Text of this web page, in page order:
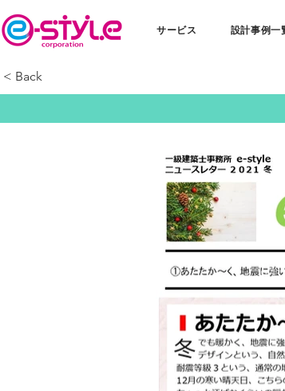
サービス 設計事例一
< Back